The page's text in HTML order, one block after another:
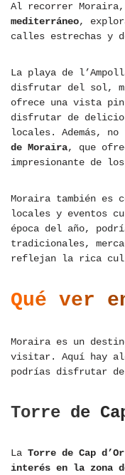
Al recorrer Moraira,
mediterráneo,
calles estrechas y
La playa de
disfrutar del sol,
ofrece una vista
disfrutar de
locales. Además,
de Moraira, que
impresionante de
Moraira también es
locales y eventos
época del año,
tradicionales,
reflejan la rica
Qué ver
Moraira es un
visitar. Aquí hay
podrías disfrutar
Torre de
La Torre de Cap
interés en la zona